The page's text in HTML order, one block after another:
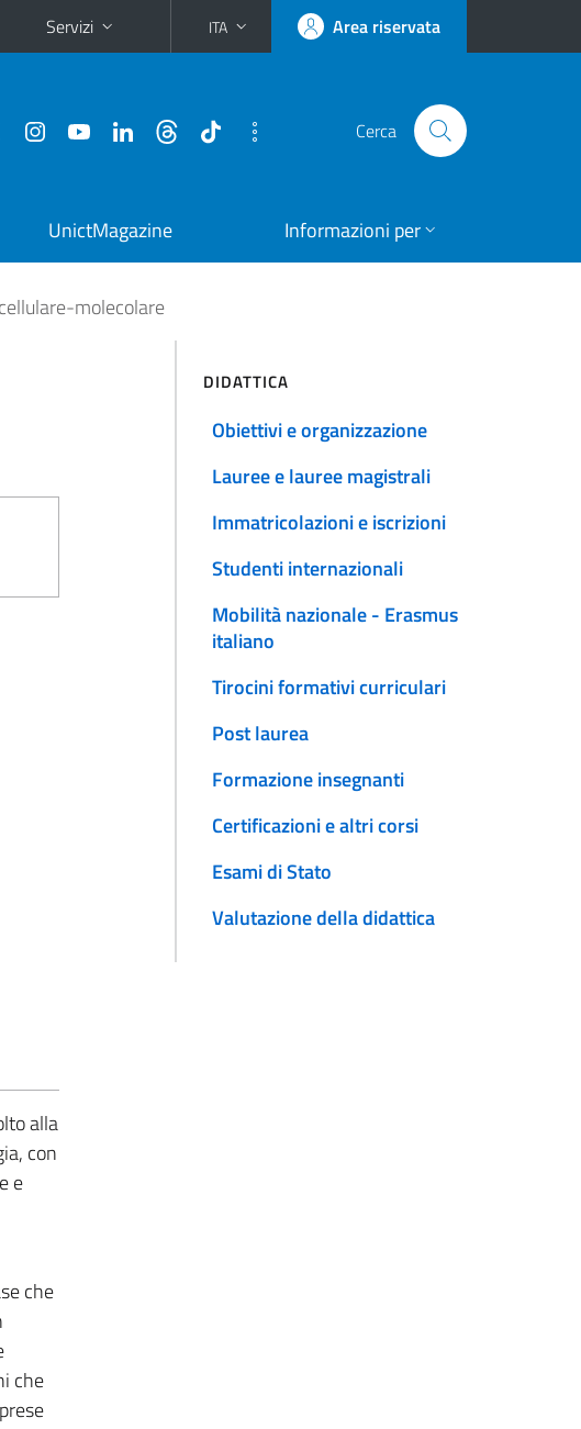
Servizi ITA Area riservata
Cerca
UnictMagazine Informazioni per
molecolare
alla
con
e
che
che
DIDATTICA
Obiettivi e organizzazione
Lauree e lauree magistrali
Immatricolazioni e iscrizioni
Studenti internazionali
Mobilità nazionale - Erasmus
italiano
Tirocini formativi curriculari
Post laurea
Formazione insegnanti
Certificazioni e altri corsi
Esami di Stato
Valutazione della didattica